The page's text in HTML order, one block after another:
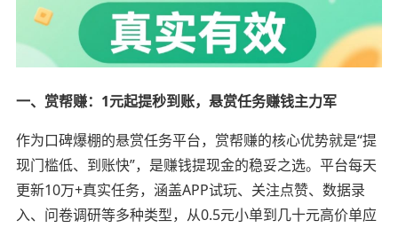
一、赏帮赚：1元起提秒到账，悬赏任务赚钱主力军
作为口碑爆棚的悬赏任务平台，赏帮赚的核心优势就是“提
现门槛低、到账快”，是赚钱提现金的稳妥之选。平台每天
更新10万+真实任务，涵盖APP试玩、关注点赞、数据录
入、问卷调研等多种类型，从0.5元小单到几十元高价单应